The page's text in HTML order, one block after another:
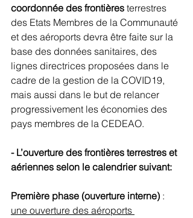
coordonnée des frontières terrestres
des Etats Membres de la Communauté
et des aéroports devra être faite sur la
base des données sanitaires, des
lignes directrices proposées dans le
cadre de la gestion de la COVID19,
mais aussi dans le but de relancer
progressivement les économies des
pays membres de la CEDEAO.
- L’ouverture des frontières terrestres et
aériennes selon le calendrier suivant:
Première phase (ouverture interne) :
une ouverture des aéroports